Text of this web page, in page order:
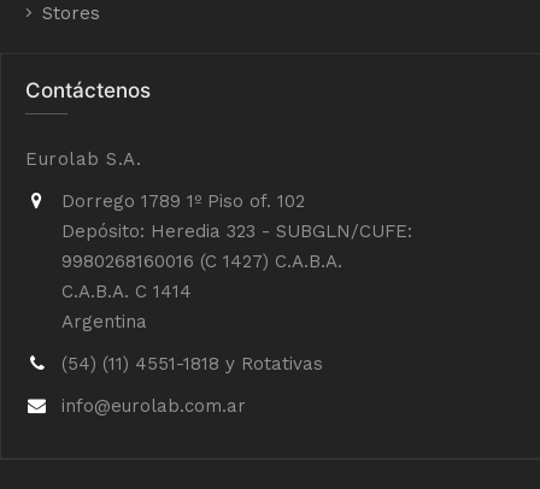
Stores
Contáctenos
Eurolab S.A.
Dorrego 1789 1º Piso of. 102
Depósito: Heredia 323 - SUBGLN/CUFE:
9980268160016 (C 1427) C.A.B.A.
C.A.B.A. C 1414
Argentina
(54) (11) 4551-1818 y Rotativas
info@eurolab.com.ar